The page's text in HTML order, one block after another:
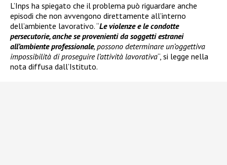
L’Inps ha spiegato che il problema può riguardare anche
episodi che non avvengono direttamente all’interno
dell’ambiente lavorativo. “Le violenze e le condotte
persecutorie, anche se provenienti da soggetti estranei
all’ambiente professionale, possono determinare un’oggettiva
impossibilità di proseguire l’attività lavorativa“, si legge nella
nota diffusa dall’Istituto.